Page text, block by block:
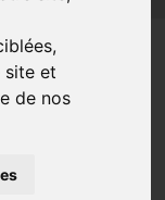
site et
de nos
de